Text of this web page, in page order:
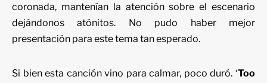
coronada, mantenían la atención sobre el escenario
dejándonos atónitos. No pudo haber mejor
presentación para este tema tan esperado.
Si bien esta canción vino para calmar, poco duró. ‘Too